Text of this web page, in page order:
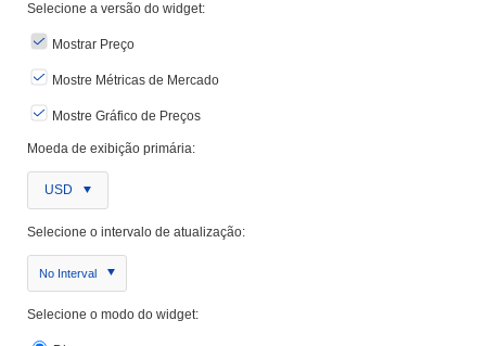
Selecione a versão do widget:
Mostrar Preço
Mostre Métricas de Mercado
Mostre Gráfico de Preços
Moeda de exibição primária:
USD
Selecione o intervalo de atualização:
No Interval
Selecione o modo do widget: